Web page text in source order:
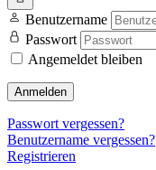
Benutzername
Passwort
Angemeldet bleiben
Anmelden
Passwort vergessen?
Benutzername vergessen?
Registrieren